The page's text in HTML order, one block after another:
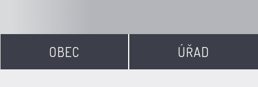
OBEC ÚŘAD